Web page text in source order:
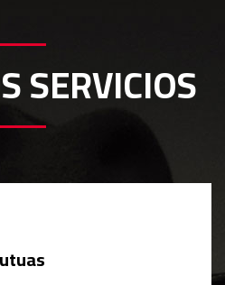
SERVICIOS